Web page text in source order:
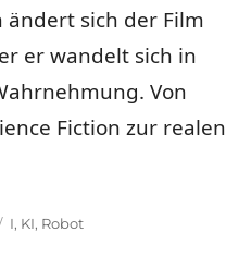
ändert sich der Film
er wandelt sich in
Von
Fiction zur realen
Schlagwörter
I, KI, Robot